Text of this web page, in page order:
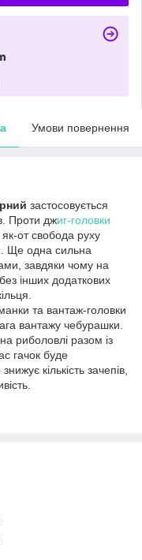
Умови повернення
застосовується
Проти джиг-головки
от свобода руху
Ще одна сильна
завдяки чому на
інших додаткових
та вантаж-головки
вантажу чебурашки.
риболовлі разом із
гачок буде
кількість зачепів,